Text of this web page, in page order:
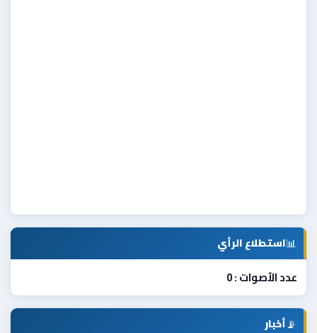
📊استطلاع الرأي
عدد الأصوات : 0
📡أخبار